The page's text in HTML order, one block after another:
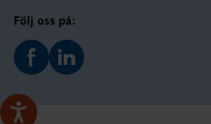
Följ oss på: